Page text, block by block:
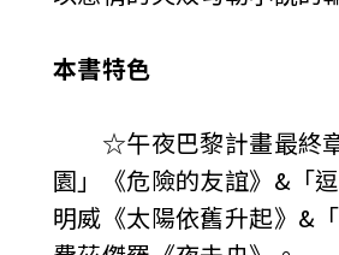
本書特色
☆午夜巴黎計畫最終
園」《危險的友誼》&「
明威《太陽依舊升起》&「